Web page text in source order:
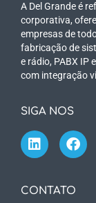
A Del Grande é
corporativa,
empresas de
fabricação de
e rádio, PABX IP
com integração
SIGA NOS
CONTATO